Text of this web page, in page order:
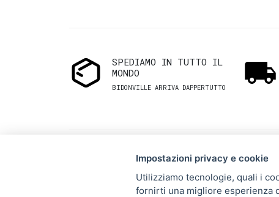
SPEDIAMO IN TUTTO IL
MONDO
BIDONVILLE ARRIVA DAPPERTUTTO
Impostazioni privacy e cookie
Utilizziamo tecnologie, quali i
fornirti una migliore esperienza